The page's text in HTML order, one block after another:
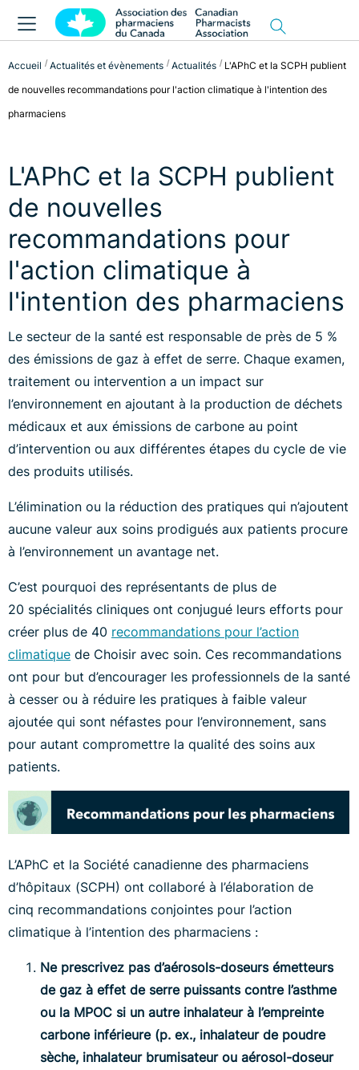
Accueil Actualités et évènements Actualités
L'APhC et la SCPH publient
de nouvelles recommandations pour l'action climatique à l'intention des
pharmaciens
L'APhC et la SCPH publient
de nouvelles
recommandations pour
l'action climatique à
l'intention des pharmaciens
Le secteur de la santé est responsable de près de 5 %
des émissions de gaz à effet de serre. Chaque examen,
traitement ou intervention a un impact sur
l’environnement en ajoutant à la production de déchets
médicaux et aux émissions de carbone au point
d’intervention ou aux différentes étapes du cycle de vie
des produits utilisés.
L’élimination ou la réduction des pratiques qui n’ajoutent
aucune valeur aux soins prodigués aux patients procure
à l’environnement un avantage net.
C’est pourquoi des représentants de plus de
20 spécialités cliniques ont conjugué leurs efforts pour
créer plus de 40 recommandations pour l’action
climatique de Choisir avec soin. Ces recommandations
ont pour but d’encourager les professionnels de la santé
à cesser ou à réduire les pratiques à faible valeur
ajoutée qui sont néfastes pour l’environnement, sans
pour autant compromettre la qualité des soins aux
patients.
L’APhC et la Société canadienne des pharmaciens
d’hôpitaux (SCPH) ont collaboré à l’élaboration de
cinq recommandations conjointes pour l’action
climatique à l’intention des pharmaciens :
Ne prescrivez pas d’aérosols-doseurs émetteurs
de gaz à effet de serre puissants contre l’asthme
ou la MPOC si un autre inhalateur à l’empreinte
carbone inférieure (p. ex., inhalateur de poudre
sèche, inhalateur brumisateur ou aérosol-doseur